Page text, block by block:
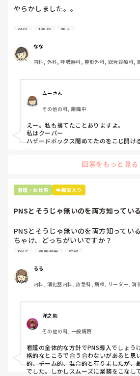
やらかしました。。
今日はじめての創処置をしました。
ゴミと一緒に、ノリで鑷子達を捨てまし
患者に使用した物品は使い捨て、とい
て…。
プリセプターに
「普通鑷子捨てる！？明らかに使い捨
ゃないよね？」
「そんなミスした新人、あなたが初めて
と言われました。。
たしかに、よくよく考えてみれば
手術室で使った物品も全部滅菌して使
なんで頭回らなかったんだろう😭
市長さんは、
患者さんに迷惑かけたわけじゃないから
自分が情けなくて情けなくて😭
こんなバカな私をせめて笑い飛ばしてく
外科 1年目 新人
なな
内科, 外科, 呼吸器科, 整形外科, 総合診療科,
ムーさん
その他の科, 離職中
えー。私も捨てたことありますよ。
私はクーパー
ハザードボックス閉めてたのをこじ開け
に出しちゃったり。(これは問題か💦)
回答をもっと見る
看護・お仕事 👑殿堂入り
PNSとそうじゃ無いのを両方知ってい
PNSとそうじゃ無いのを両方知ってい
ちゃけ、どっちがいいですか？
後、PNSを廃止しました。
私は、そのPNSを廃止した病棟からま
棟に9月に異動してきました。
じざるを得ませんでした。
色々な病棟に入院したことのある患者
する前の病棟の方が)新人が患者から見
よ」と言っていました。
現病棟はPNSだけれども、結局は忙し
てられず、清潔ケアや単純に点滴を繋
仕事しか新人にさせていませんでした
では、イベントは必ずと言っていいほ
PNS 情報収集 記録
るる
内科, 消化器内科, 救急科, 病棟, リーダー, 消
洋之助
その他の科, 一般病院
看護の全体的な方針でPNS導入でしょう
格的なところで合う合わないがあると思
的、チーム的、混合的と有りましたが、
でした。しかしスムーズに業務をこなし